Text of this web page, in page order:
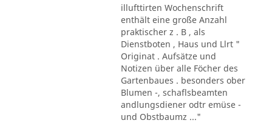
illufttirten Wochenschrift
enthält eine große Anzahl
praktischer z . B , als
Dienstboten , Haus und Llrt "
Originat . Aufsätze und
Notizen über alle Föcher des
Gartenbaues . besonders ober
Blumen -, schaflsbeamten
andlungsdiener odtr emüse -
und Obstbaumz ..."